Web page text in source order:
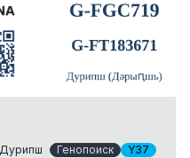
Дурипш Генопоиск
Y37